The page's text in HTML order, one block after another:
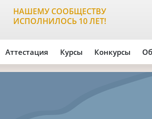
НАШЕМУ СООБЩЕСТВУ
ИСПОЛНИЛОСЬ 10 ЛЕТ!
Аттестация Курсы Конкурсы